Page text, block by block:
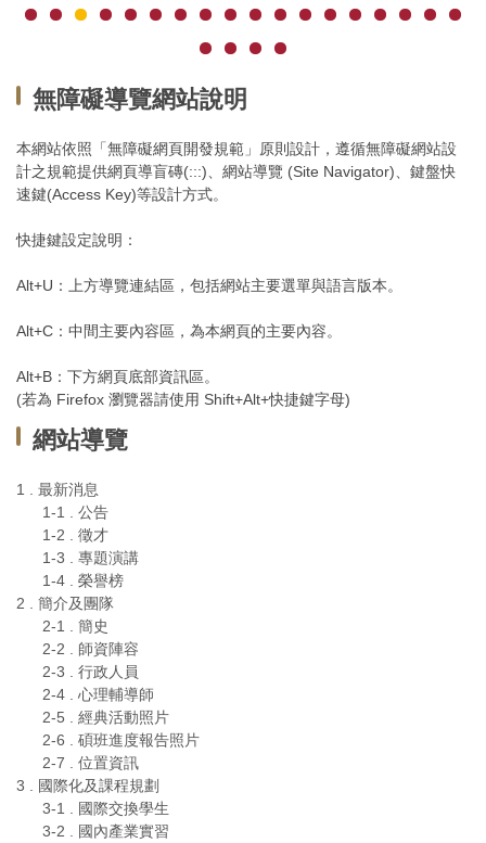
無障礙導覽網站說明
本網站依照「無障礙網頁開發規範」原則設計，遵循無障礙網站設
計之規範提供網頁導盲磚(:::)、網站導覽 (Site Navigator)、鍵盤快
速鍵(Access Key)等設計方式。
快捷鍵設定說明：
Alt+U：上方導覽連結區，包括網站主要選單與語言版本。
Alt+C：中間主要內容區，為本網頁的主要內容。
Alt+B：下方網頁底部資訊區。
(若為 Firefox 瀏覽器請使用 Shift+Alt+快捷鍵字母)
網站導覽
1 . 最新消息
1-1 . 公告
1-2 . 徵才
1-3 . 專題演講
1-4 . 榮譽榜
2 . 簡介及團隊
2-1 . 簡史
2-2 . 師資陣容
2-3 . 行政人員
2-4 . 心理輔導師
2-5 . 經典活動照片
2-6 . 碩班進度報告照片
2-7 . 位置資訊
3 . 國際化及課程規劃
3-1 . 國際交換學生
3-2 . 國內產業實習